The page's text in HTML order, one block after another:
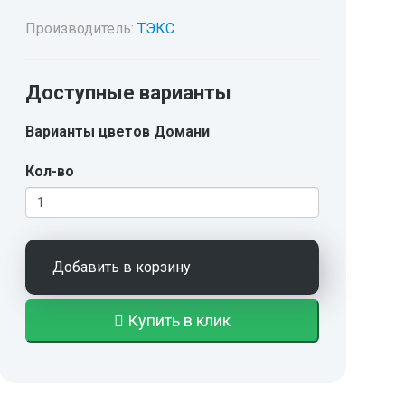
Производитель: ТЭКС
Доступные варианты
Варианты цветов Домани
Кол-во
Добавить в корзину
Купить в клик